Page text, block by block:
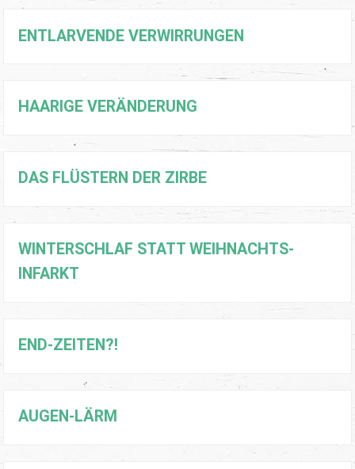
ENTLARVENDE VERWIRRUNGEN
HAARIGE VERÄNDERUNG
DAS FLÜSTERN DER ZIRBE
WINTERSCHLAF STATT WEIHNACHTS-
INFARKT
END-ZEITEN?!
AUGEN-LÄRM